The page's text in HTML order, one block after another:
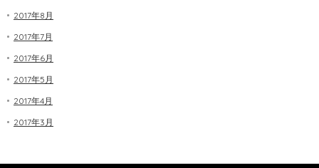
2017年8月
2017年7月
2017年6月
2017年5月
2017年4月
2017年3月